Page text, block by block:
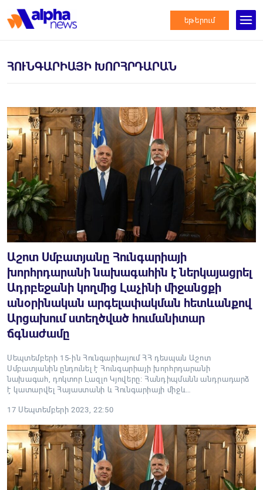
եթերում
ՀՈՒՆԳԱՐԻԱՅԻ ԽՈՐՀՐԴԱՐԱՆ
Աշոտ Սմբատյանը Հունգարիայի
խորհրդարանի նախագահին է ներկայացրել
Ադրբեջանի կողմից Լաչինի միջանցքի
անօրինական արգելափակման հետևանքով
Արցախում ստեղծված հումանիտար
ճգնաժամը
Սեպտեմբերի 15-ին Հունգարիայում ՀՀ դեսպան Աշոտ
Սմբատյանին ընդունել է Հունգարիայի խորհրդարանի
նախագահ, դոկտոր Լազլո Կյովերը։ Հանդիպմանն անդրադարձ
է կատարվել Հայաստանի և Հունգարիայի միջև…
17 Սեպտեմբերի 2023, 22:50